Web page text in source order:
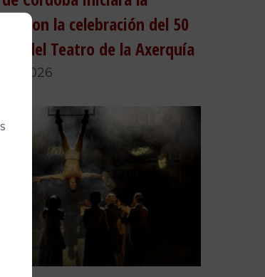
con la celebración del 50
del Teatro de la Axerquía
2026